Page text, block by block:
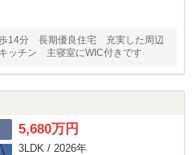
14分 長期優良住宅 充実した周辺
ッチン 主寝室にWIC付きです
5,680万円
3LDK / 2026年